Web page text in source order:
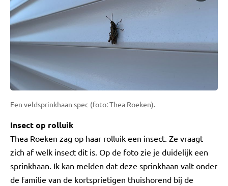
Een veldsprinkhaan spec (foto: Thea Roeken).
Insect op rolluik
Thea Roeken zag op haar rolluik een insect. Ze vraagt
zich af welk insect dit is. Op de foto zie je duidelijk een
sprinkhaan. Ik kan melden dat deze sprinkhaan valt onder
de familie van de kortsprietigen thuishorend bij de